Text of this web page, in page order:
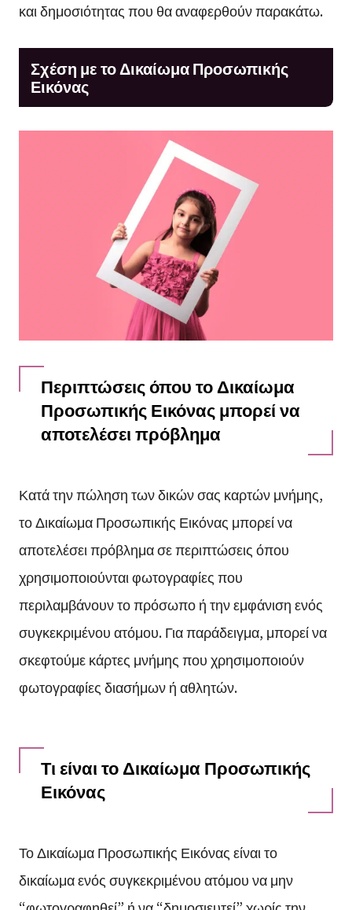
και δημοσιότητας που θα αναφερθούν παρακάτω.
Σχέση με το Δικαίωμα Προσωπικής
Εικόνας
Περιπτώσεις όπου το Δικαίωμα
Προσωπικής Εικόνας μπορεί να
αποτελέσει πρόβλημα
Κατά την πώληση των δικών σας καρτών μνήμης,
το Δικαίωμα Προσωπικής Εικόνας μπορεί να
αποτελέσει πρόβλημα σε περιπτώσεις όπου
χρησιμοποιούνται φωτογραφίες που
περιλαμβάνουν το πρόσωπο ή την εμφάνιση ενός
συγκεκριμένου ατόμου. Για παράδειγμα, μπορεί να
σκεφτούμε κάρτες μνήμης που χρησιμοποιούν
φωτογραφίες διασήμων ή αθλητών.
Τι είναι το Δικαίωμα Προσωπικής
Εικόνας
Το Δικαίωμα Προσωπικής Εικόνας είναι το
δικαίωμα ενός συγκεκριμένου ατόμου να μην